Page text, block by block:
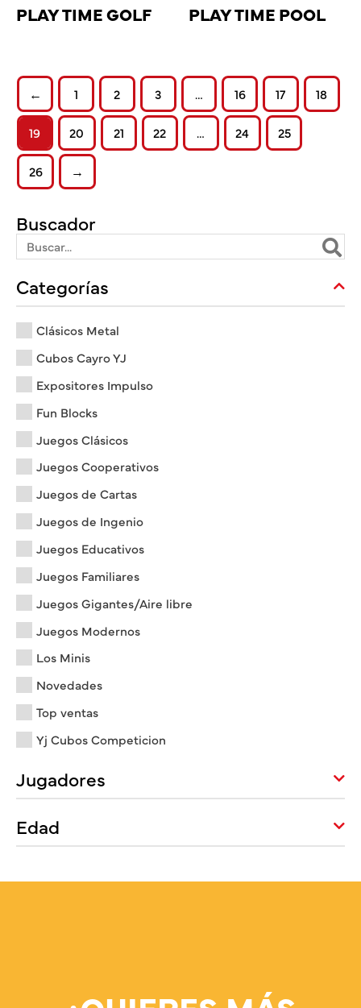
Buscador
Categorías
Clásicos Metal
Cubos Cayro YJ
Expositores Impulso
Fun Blocks
Juegos Clásicos
Juegos Cooperativos
Juegos de Cartas
Juegos de Ingenio
Juegos Educativos
Juegos Familiares
Juegos Gigantes/Aire libre
Juegos Modernos
Los Minis
Novedades
Top ventas
Yj Cubos Competicion
Jugadores
Edad
PLAY TIME GOLF PLAY TIME POOL
← 1 2 3 … 16 17 18
19 20 21 22 … 24 25
26 →